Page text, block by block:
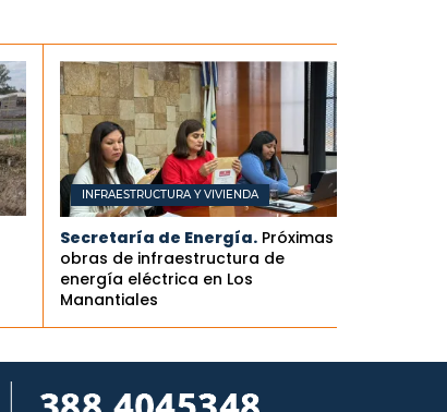
INFRAESTRUCTURA Y VIVIENDA
Secretaría de Energía. Próximas
obras de infraestructura de
energía eléctrica en Los
Manantiales